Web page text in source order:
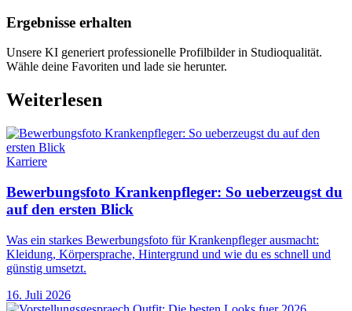
Ergebnisse erhalten
Unsere KI generiert professionelle Profilbilder in Studioqualität.
Wähle deine Favoriten und lade sie herunter.
Weiterlesen
Karriere
Bewerbungsfoto Krankenpfleger: So ueberzeugst du
auf den ersten Blick
Was ein starkes Bewerbungsfoto für Krankenpfleger ausmacht:
Kleidung, Körpersprache, Hintergrund und wie du es schnell und
günstig umsetzt.
16. Juli 2026